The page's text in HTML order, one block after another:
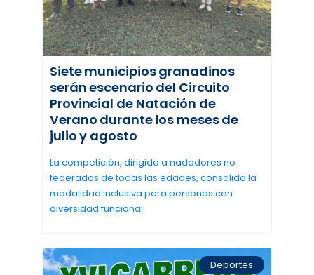
Siete municipios granadinos
serán escenario del Circuito
Provincial de Natación de
Verano durante los meses de
julio y agosto
La competición, dirigida a nadadores no
federados de todas las edades, consolida la
modalidad inclusiva para personas con
diversidad funcional
Deportes